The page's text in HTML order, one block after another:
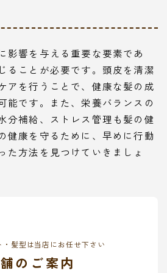
影響を与える重要な要素であ
ることが必要です。頭皮を清潔
アを行うことで、健康な髪の成
能です。また、栄養バランスの
分補給、ストレス管理も髪の健
健康を守るために、早めに行動
た方法を見つけていきましょ
・髪型は当店にお任せ下さい
のご案内